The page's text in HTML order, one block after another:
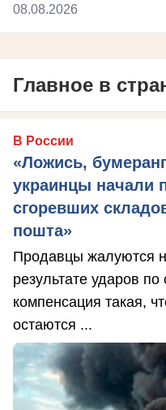
08.08.2026
Главное в
В России
«Ложись,
украинцы начали
сгоревших
пошта»
Продавцы жалуются
результате ударов
компенсация такая,
остаются ...